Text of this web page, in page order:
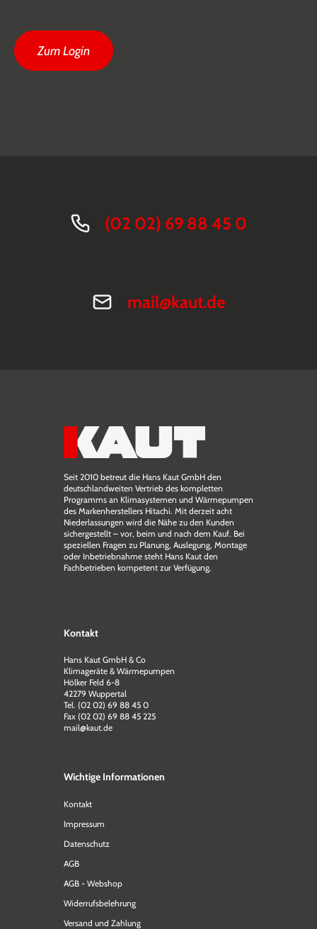
Zum Login
(02 02) 69 88 45 0
mail@kaut.de
Seit 2010 betreut die Hans Kaut GmbH den
deutschlandweiten Vertrieb des kompletten
Programms an Klimasystemen und Wärmepumpen
des Markenherstellers Hitachi. Mit derzeit acht
Niederlassungen wird die Nähe zu den Kunden
sichergestellt – vor, beim und nach dem Kauf. Bei
speziellen Fragen zu Planung, Auslegung, Montage
oder Inbetriebnahme steht Hans Kaut den
Fachbetrieben kompetent zur Verfügung.
Kontakt
Hans Kaut GmbH & Co
Klimageräte & Wärmepumpen
Hölker Feld 6-8
42279 Wuppertal
Tel. (02 02) 69 88 45 0
Fax (02 02) 69 88 45 225
mail@kaut.de
Wichtige Informationen
Kontakt
Impressum
Datenschutz
AGB
AGB - Webshop
Widerrufsbelehrung
Versand und Zahlung